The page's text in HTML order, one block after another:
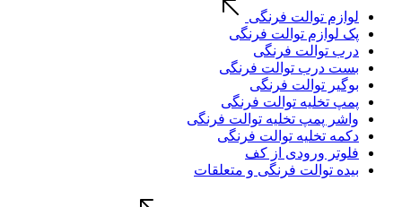
لوازم توالت فرنگی
پک لوازم توالت فرنگی
درب توالت فرنگی
بست درب توالت فرنگی
بوگیر توالت فرنگی
پمپ تخلیه توالت فرنگی
واشر پمپ تخلیه توالت فرنگی
دکمه تخلیه توالت فرنگی
فلوتر ورودی از کف
بیده توالت فرنگی و متعلقات